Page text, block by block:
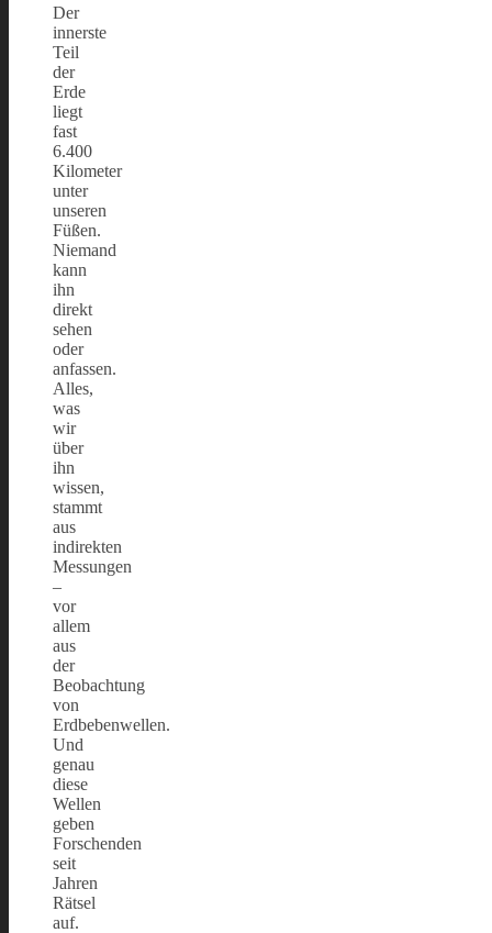
Der
innerste
Teil
der
Erde
liegt
fast
6.400
Kilometer
unter
unseren
Füßen.
Niemand
kann
ihn
direkt
sehen
oder
anfassen.
Alles,
was
wir
über
ihn
wissen,
stammt
aus
indirekten
Messungen
–
vor
allem
aus
der
Beobachtung
von
Erdbebenwellen.
Und
genau
diese
Wellen
geben
Forschenden
seit
Jahren
Rätsel
auf.